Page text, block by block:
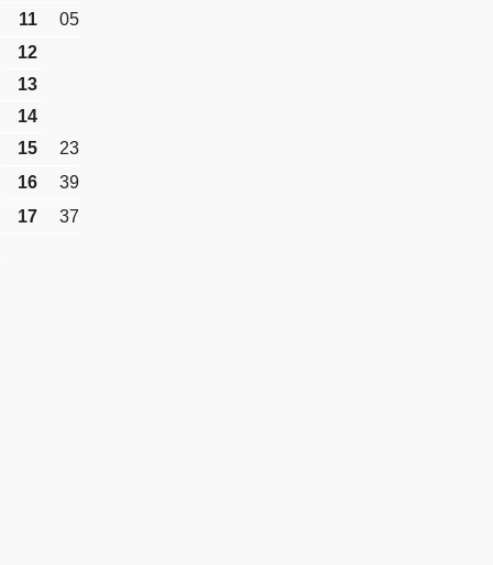
11
05
12
13
14
15
23
16
39
17
37